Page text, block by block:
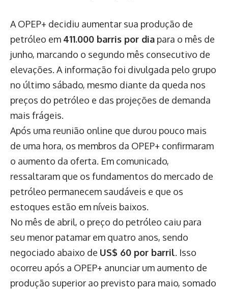
A OPEP+ decidiu aumentar sua produção de
petróleo em 411.000 barris por dia para o mês de
junho, marcando o segundo mês consecutivo de
elevações. A informação foi divulgada pelo grupo
no último sábado, mesmo diante da queda nos
preços do petróleo e das projeções de demanda
mais frágeis.
Após uma reunião online que durou pouco mais
de uma hora, os membros da OPEP+ confirmaram
o aumento da oferta. Em comunicado,
ressaltaram que os fundamentos do mercado de
petróleo permanecem saudáveis e que os
estoques estão em níveis baixos.
No mês de abril, o preço do petróleo caiu para
seu menor patamar em quatro anos, sendo
negociado abaixo de US$ 60 por barril. Isso
ocorreu após a OPEP+ anunciar um aumento de
produção superior ao previsto para maio, somado